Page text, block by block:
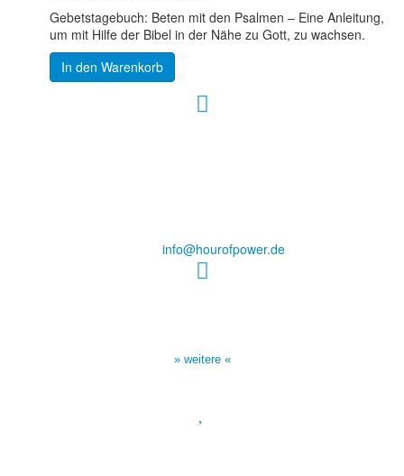
Gebetstagebuch: Beten mit den Psalmen – Eine Anleitung,
um mit Hilfe der Bibel in der Nähe zu Gott, zu wachsen.
In den Warenkorb
info@hourofpower.de
» weitere «